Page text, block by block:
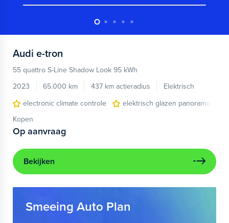
Audi e-tron
55 quattro S-Line Shadow Look 95 kWh
2023
65.000 km 437 km actieradius
Elektrisch
electronic climate controle
elektrisch glazen panorama-dak
Kopen
Op aanvraag
Bekijken
Smeeing Auto Plan